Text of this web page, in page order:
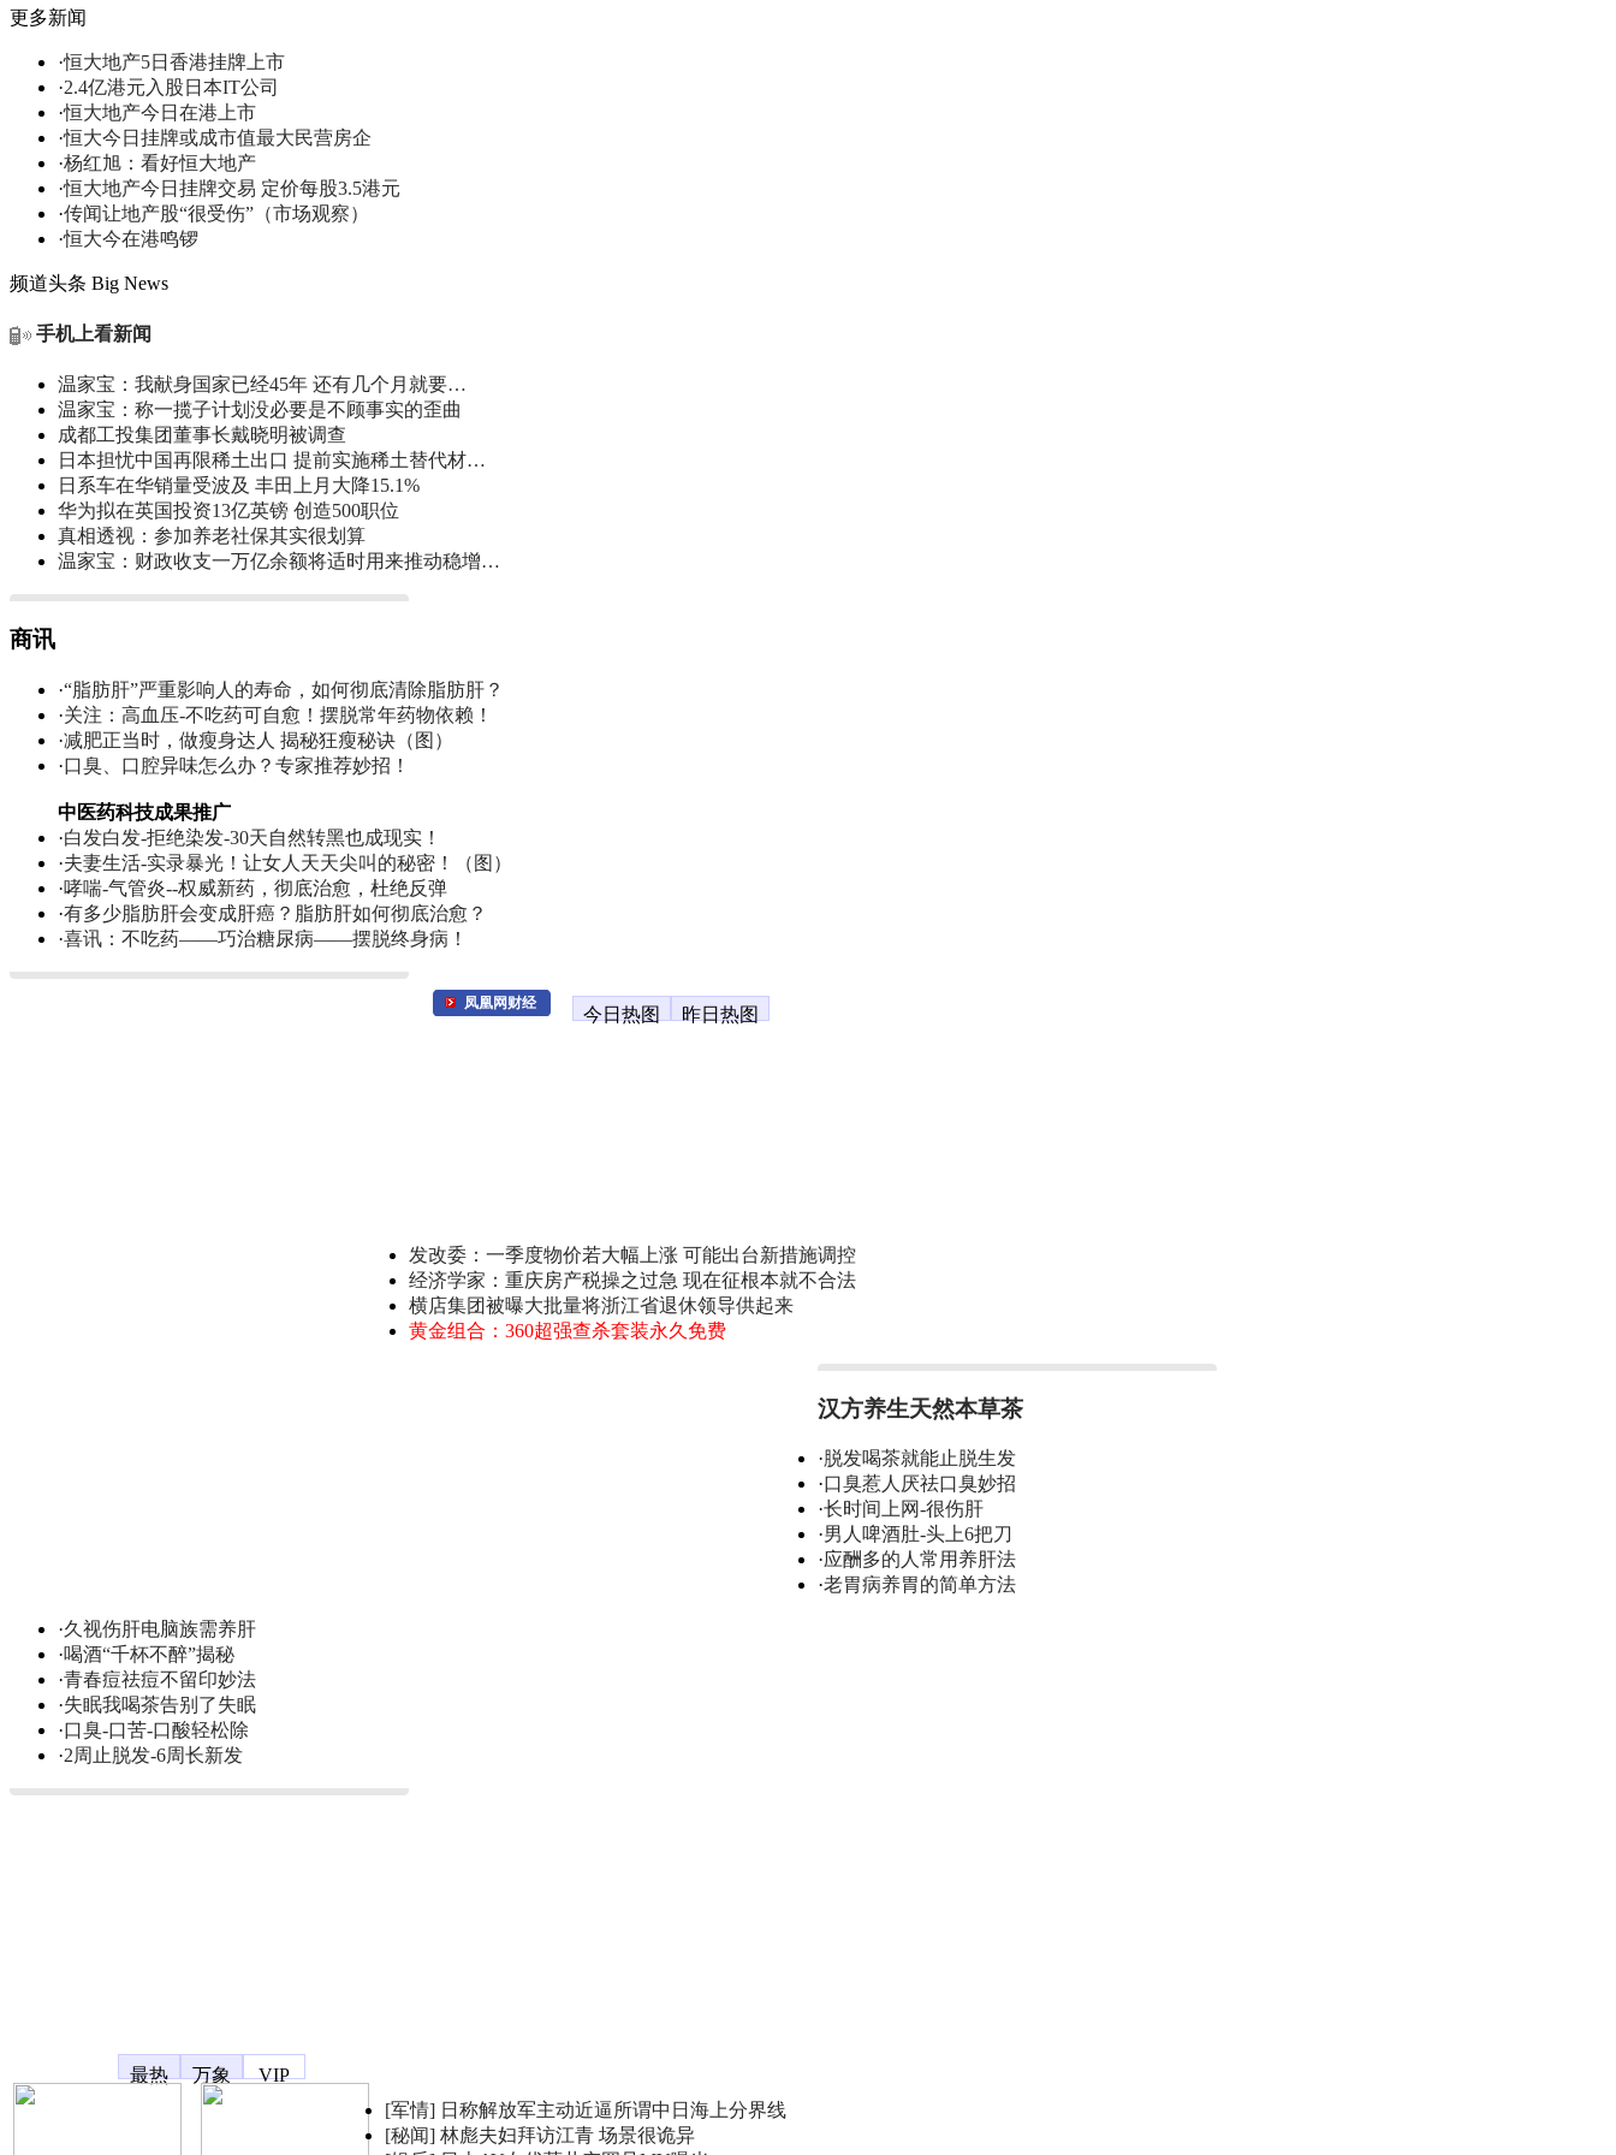
更多新闻
·恒大地产5日香港挂牌上市
·2.4亿港元入股日本IT公司
·恒大地产今日在港上市
·恒大今日挂牌或成市值最大民营房企
·杨红旭：看好恒大地产
·恒大地产今日挂牌交易 定价每股3.5港元
·传闻让地产股“很受伤”（市场观察）
·恒大今在港鸣锣
频道头条 Big News
手机上看新闻
温家宝：我献身国家已经45年 还有几个月就要…
温家宝：称一揽子计划没必要是不顾事实的歪曲
成都工投集团董事长戴晓明被调查
日本担忧中国再限稀土出口 提前实施稀土替代材…
日系车在华销量受波及 丰田上月大降15.1%
华为拟在英国投资13亿英镑 创造500职位
真相透视：参加养老社保其实很划算
温家宝：财政收支一万亿余额将适时用来推动稳增…
商讯
·“脂肪肝”严重影响人的寿命，如何彻底清除脂肪肝？
·关注：高血压-不吃药可自愈！摆脱常年药物依赖！
·减肥正当时，做瘦身达人 揭秘狂瘦秘诀（图）
·口臭、口腔异味怎么办？专家推荐妙招！
中医药科技成果推广
·白发白发-拒绝染发-30天自然转黑也成现实！
·夫妻生活-实录暴光！让女人天天尖叫的秘密！（图）
·哮喘-气管炎--权威新药，彻底治愈，杜绝反弹
·有多少脂肪肝会变成肝癌？脂肪肝如何彻底治愈？
·喜讯：不吃药——巧治糖尿病——摆脱终身病！
凤凰网财经
今日热图 昨日热图
发改委：一季度物价若大幅上涨 可能出台新措施调控
经济学家：重庆房产税操之过急 现在征根本就不合法
横店集团被曝大批量将浙江省退休领导供起来
黄金组合：360超强查杀套装永久免费
汉方养生天然本草茶
·脱发喝茶就能止脱生发
·口臭惹人厌祛口臭妙招
·长时间上网-很伤肝
·男人啤酒肚-头上6把刀
·应酬多的人常用养肝法
·老胃病养胃的简单方法
·久视伤肝电脑族需养肝
·喝酒“千杯不醉”揭秘
·青春痘祛痘不留印妙法
·失眠我喝茶告别了失眠
·口臭-口苦-口酸轻松除
·2周止脱发-6周长新发
最热
万象
VIP
[军情] 日称解放军主动近逼所谓中日海上分界线
[秘闻] 林彪夫妇拜访江青 场景很诡异